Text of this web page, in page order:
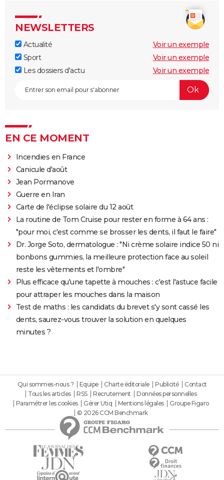
NEWSLETTERS
Actualité
Voir un exemple
Sport
Voir un exemple
Les dossiers d'actu
Voir un exemple
EN CE MOMENT
Incendies en France
Canicule d'août
Jean Pormanove
Guerre en Iran
Carte de l'éclipse solaire du 12 août
La routine de Tom Cruise pour rester en forme à 64 ans :
"pour moi, c'est comme se brosser les dents, il faut le faire"
Dr. Jorge Soto, dermatologue : "Ni crème solaire indice 50 ni
bonbons gummies, la meilleure protection face au soleil
reste les vêtements et l'ombre"
Plus efficace qu'une tapette à mouches : c'est l'astuce facile
pour attraper les mouches dans la maison
Test de maths : les candidats du brevet s'y sont cassé les
dents, saurez-vous trouver la solution en quelques
minutes ?
Qui sommes-nous ? Equipe Charte éditoriale Publicité
Contact
Tous les articles
RSS Recrutement
Données personnelles
Paramétrer les cookies
Gérer Utiq Mentions légales
Groupe Figaro
© 2026 CCM Benchmark